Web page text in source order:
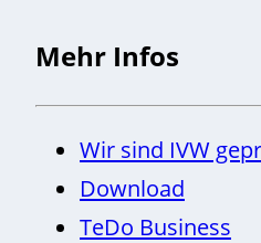
Mehr Infos
Wir sind IVW
Download
TeDo Business